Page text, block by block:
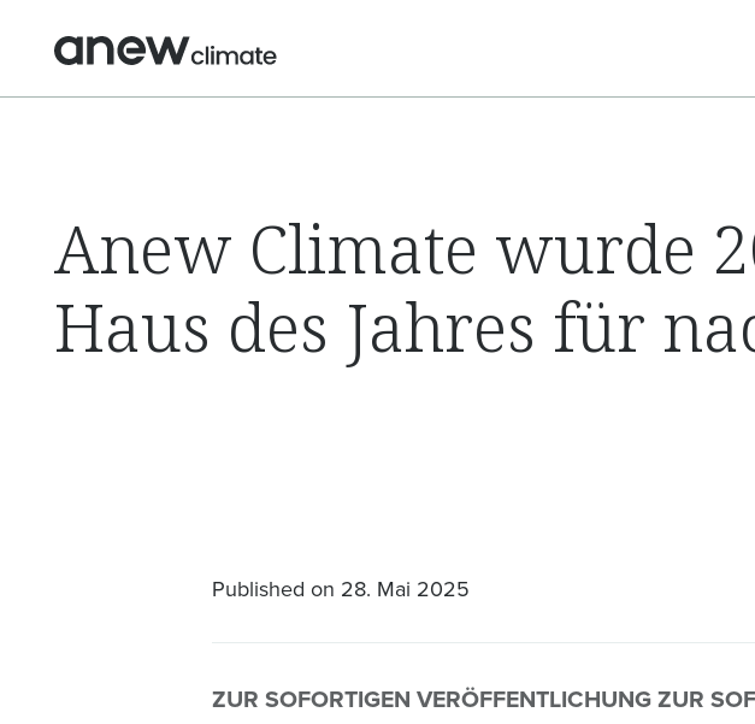
Anew Climate wurde
Haus des Jahres für
Published on 28. Mai 2025
ZUR SOFORTIGEN VERÖFFENTLICHUNG ZUR